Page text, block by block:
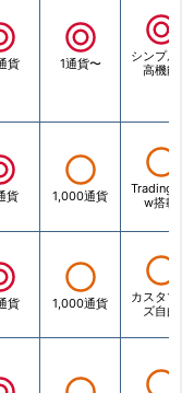
貨 1通貨〜
シンプル
高機能
貨 1,000通貨
w搭載
貨 1,000通貨
カスタマ
ズ自由